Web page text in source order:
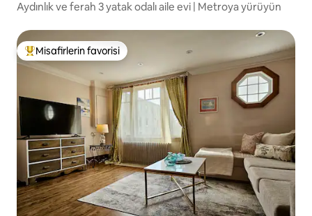
Aydınlık ve ferah 3 yatak odalı aile evi | Metroya yürüyün
Misafirlerin favorilerinden en beğenilenler arasında
Misafirlerin favorisi